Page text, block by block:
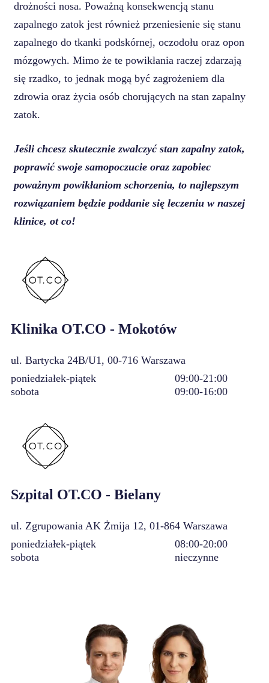
drożności nosa. Poważną konsekwencją stanu
zapalnego zatok jest również przeniesienie się stanu
zapalnego do tkanki podskórnej, oczodołu oraz opon
mózgowych. Mimo że te powikłania raczej zdarzają
się rzadko, to jednak mogą być zagrożeniem dla
zdrowia oraz życia osób chorujących na stan zapalny
zatok.
Jeśli chcesz skutecznie zwalczyć stan zapalny zatok,
poprawić swoje samopoczucie oraz zapobiec
poważnym powikłaniom schorzenia, to najlepszym
rozwiązaniem będzie poddanie się leczeniu w naszej
klinice, ot co!
Klinika OT.CO - Mokotów
ul. Bartycka 24B/U1, 00-716 Warszawa
poniedziałek-piątek
09:00-21:00
sobota
09:00-16:00
Szpital OT.CO - Bielany
ul. Zgrupowania AK Żmija 12, 01-864 Warszawa
poniedziałek-piątek
08:00-20:00
sobota
nieczynne